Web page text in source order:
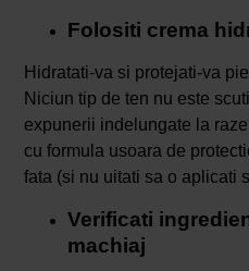
Folositi crema
Hidratati-va si protejati-va
Niciun tip de ten nu este
expunerii indelungate la
cu formula usoara de
fata (si nu uitati sa o aplicati
Verificati
machiaj